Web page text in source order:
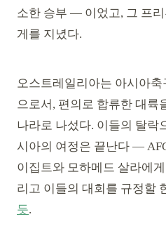
소한 승부 — 이었고, 그 프
게를 지녔다.
오스트레일리아는 아시아
으로서, 편의로 합류한 대륙
나라로 나섰다. 이들의 탈락
시아의 여정은 끝난다 —
이집트와 모하메드 살라에
리고 이들의 대회를 규정할
듯.